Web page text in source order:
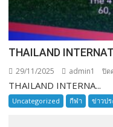
THAILAND
29/11/2025 admin1 ปิด
THAILAND INTERNA...
Uncategorized กีฬา ข่าวป